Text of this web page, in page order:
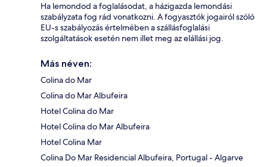
Ha lemondod a foglalásodat, a házigazda lemondási
szabályzata fog rád vonatkozni. A fogyasztók jogairól szóló
EU-s szabályozás értelmében a szállásfoglalási
szolgáltatások esetén nem illet meg az elállási jog.
Más néven:
Colina do Mar
Colina do Mar Albufeira
Hotel Colina do Mar
Hotel Colina do Mar Albufeira
Hotel Colina Mar
Colina Do Mar Residencial Albufeira, Portugal - Algarve